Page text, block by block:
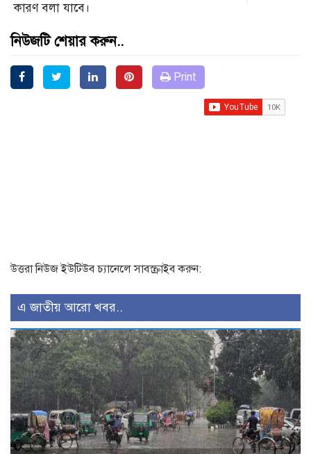
কারণ বলা যাবে।
নিউজটি শেয়ার করুন..
Print
উত্তরা নিউজ ইউটিউব চ্যানেলে সাবস্ক্রাইব করুন:
এ জাতীয় আরো খবর..